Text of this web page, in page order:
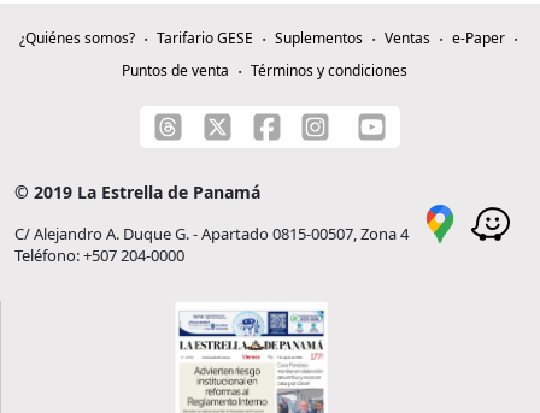
¿Quiénes somos? Tarifario GESE Suplementos Ventas
e-Paper
Puntos de venta
Términos y condiciones
© 2019 La Estrella de Panamá
C/ Alejandro A. Duque G. - Apartado 0815-00507, Zona 4
Teléfono: +507 204-0000